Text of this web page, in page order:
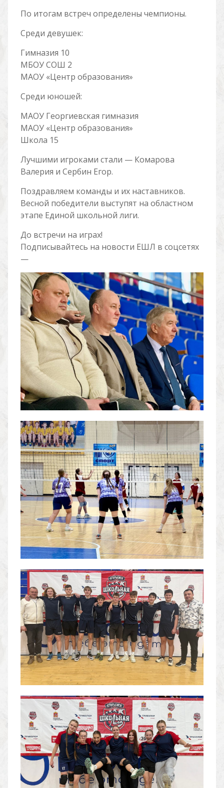
По итогам встреч определены чемпионы.
Среди девушек:
Гимназия 10
МБОУ СОШ 2
МАОУ «Центр образования»
Среди юношей:
МАОУ Георгиевская гимназия
МАОУ «Центр образования»
Школа 15
Лучшими игроками стали — Комарова
Валерия и Сербин Егор.
Поздравляем команды и их наставников.
Весной победители выступят на областном
этапе Единой школьной лиги.
До встречи на играх!
Подписывайтесь на новости ЕШЛ в соцсетях
—